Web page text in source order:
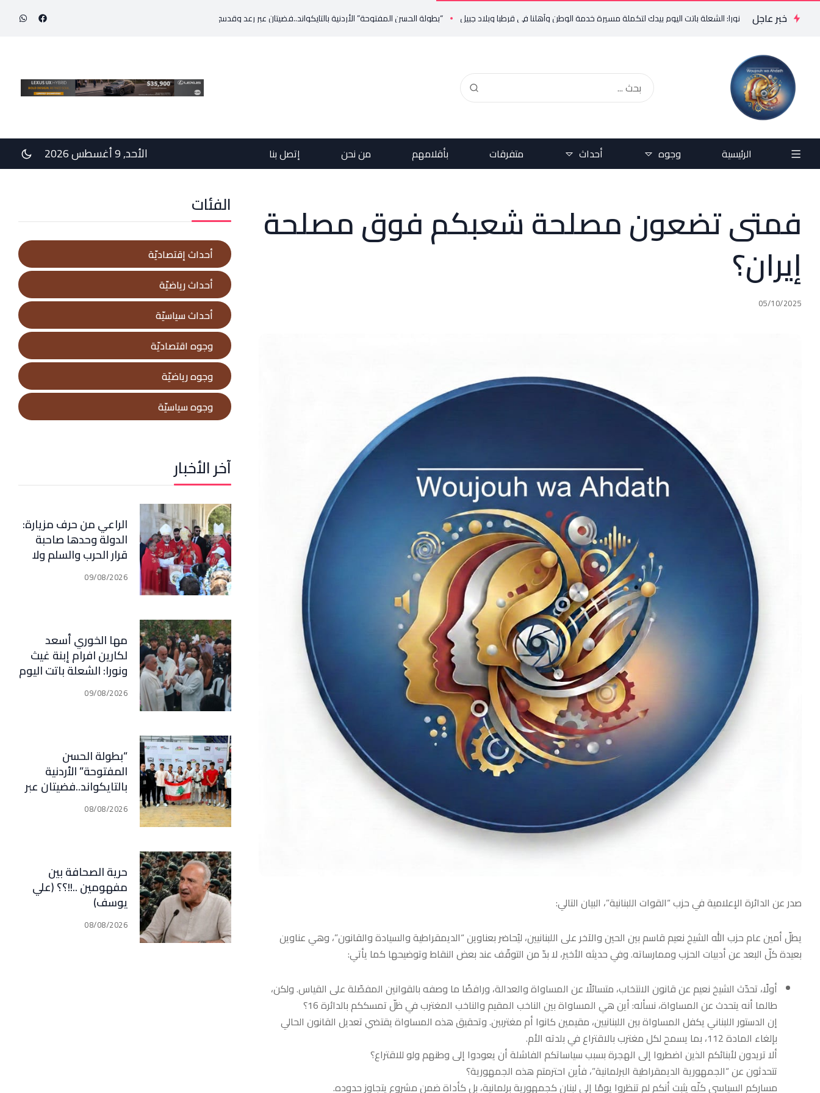
خبر عاجل
إبنة غيث ونورا: الشعلة باتت اليوم بيدك لتكملة مسيرة خدمة الوطن وأهلنا في قرطبا وبلاد جبيل “بطولة الحسن المفتوحة” الأردنية بالتايكواند..فضيتان عبر رعد وقدسي… برونزيتان لظريفة وأبي هيلا حرية الصحافة بين مفهومين
الرئيسية وجوه أحداث متفرقات بأقلامهم من نحن إتصل بنا الأحد, 9 أغسطس 2026
فمتى تضعون مصلحة شعبكم فوق مصلحة
إيران؟
05/10/2025
صدر عن الدائرة الإعلامية في حزب “القوات اللبنانية”، البيان التالي:
يطلّ أمين عام حزب الله الشيخ نعيم قاسم بين الحين والآخر على اللبنانيين، ليُحاضر بعناوين “الديمقراطية والسيادة والقانون”، وهي عناوين
بعيدة كلّ البعد عن أدبيات الحزب وممارساته. وفي حديثه الأخير، لا بدّ من التوقّف عند بعض النقاط وتوضيحها كما يأتي:
أولًا، تحدّث الشيخ نعيم عن قانون الانتخاب، متسائلًا عن المساواة والعدالة، ورافضًا ما وصفه بالقوانين المفصّلة على القياس. ولكن،
طالما أنه يتحدث عن المساواة، نسأله: أين هي المساواة بين الناخب المقيم والناخب المغترب في ظلّ تمسككم بالدائرة 16؟
إن الدستور اللبناني يكفل المساواة بين اللبنانيين، مقيمين كانوا أم مغتربين. وتحقيق هذه المساواة يقتضي تعديل القانون الحالي
بإلغاء المادة 112، بما يسمح لكل مغترب بالاقتراع في بلدته الأم.
ألا تريدون لأبنائكم الذين اضطروا إلى الهجرة بسبب سياساتكم الفاشلة أن يعودوا إلى وطنهم ولو للاقتراع؟
تتحدثون عن “الجمهورية الديمقراطية البرلمانية”، فأين احترمتم هذه الجمهورية؟
مساركم السياسي كلّه يثبت أنكم لم تنظروا يومًا إلى لبنان كجمهورية برلمانية، بل كأداة ضمن مشروعٍ يتجاوز حدوده.
الفئات
أحداث إقتصاديّة
أحداث رياضيّة
أحداث سياسيّة
وجوه اقتصاديّة
وجوه رياضيّة
وجوه سياسيّة
آخر الأخبار
الراعي من حرف مزيارة:
الدولة وحدها صاحبة
قرار الحرب والسلم ولا
وطن من دون حقيقة
وعدالة ومحاسبة
09/08/2026
مها الخوري أسعد
لكارين افرام إبنة غيث
ونورا: الشعلة باتت اليوم
بيدك لتكملة مسيرة
خدمة الوطن وأهلنا في
09/08/2026
“بطولة الحسن
المفتوحة” الأردنية
بالتايكواند..فضيتان عبر
رعد وقدسي… برونزيتان
لظريفة وأبي هيلا
08/08/2026
حرية الصحافة بين
مفهومين ..!!؟؟ (علي
يوسف)
08/08/2026